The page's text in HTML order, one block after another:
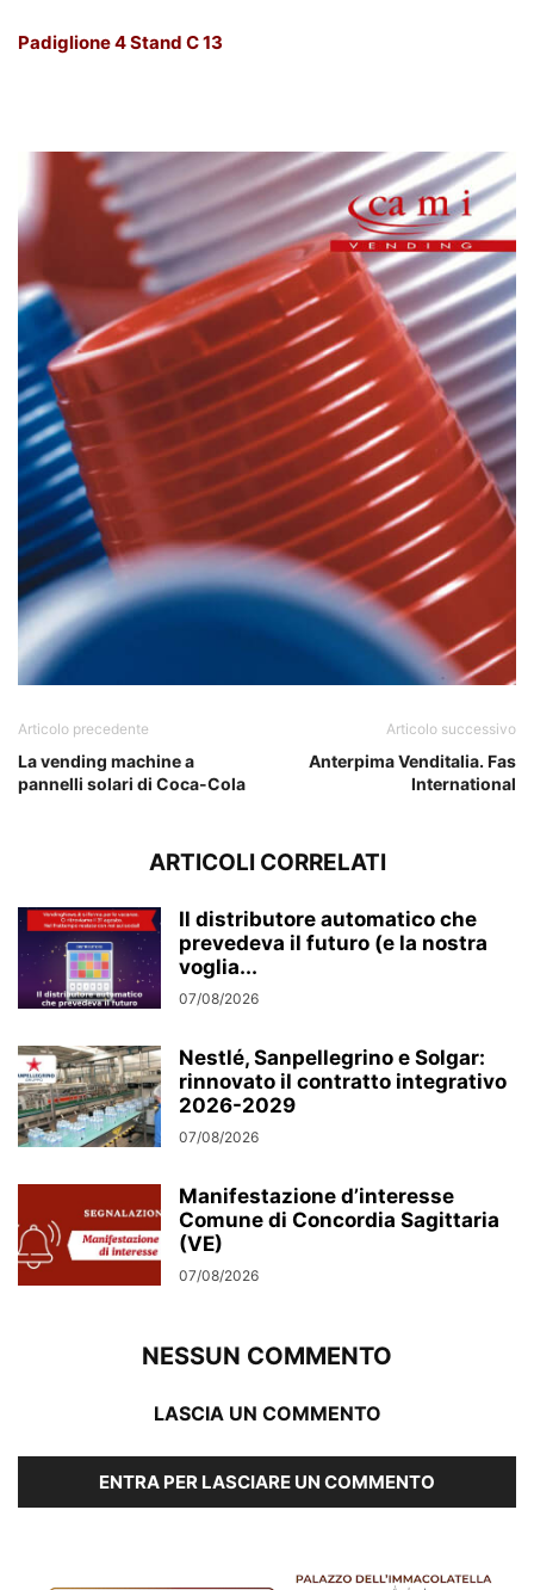
Padiglione 4 Stand C 13
Articolo precedente
La vending machine a
pannelli solari di Coca-Cola
Articolo successivo
Anterpima Venditalia. Fas
International
ARTICOLI CORRELATI
Il distributore automatico che
prevedeva il futuro (e la nostra
voglia...
07/08/2026
Nestlé, Sanpellegrino e Solgar:
rinnovato il contratto integrativo
2026-2029
07/08/2026
Manifestazione d’interesse
Comune di Concordia Sagittaria
(VE)
07/08/2026
NESSUN COMMENTO
LASCIA UN COMMENTO
ENTRA PER LASCIARE UN COMMENTO